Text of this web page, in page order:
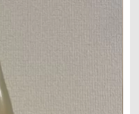
、甘酒的なしっかりし
ーなコク。